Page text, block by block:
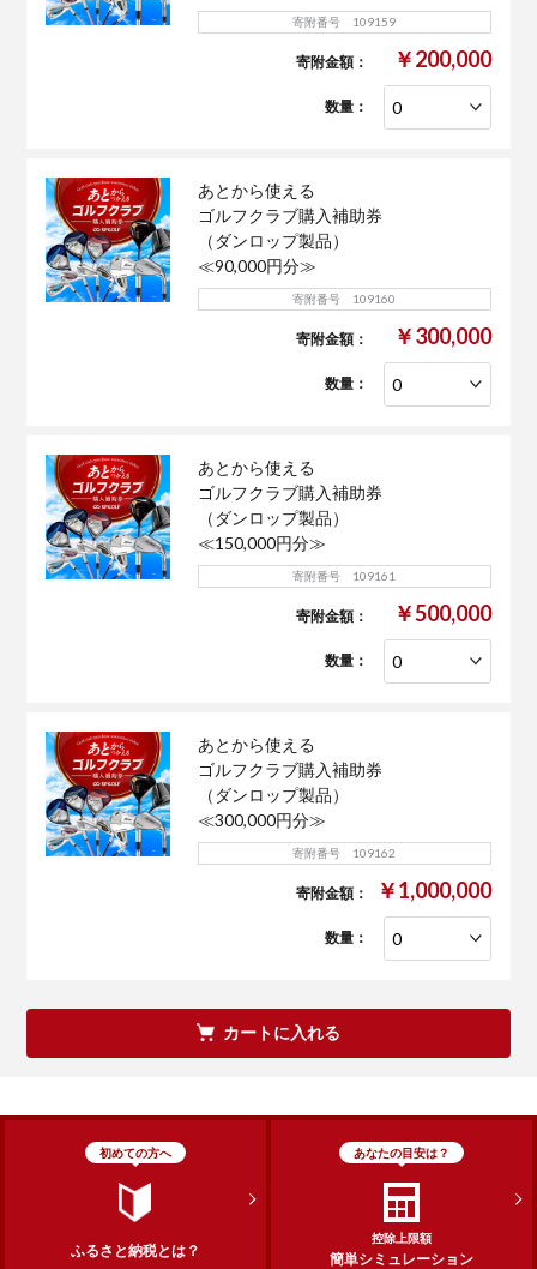
寄附番号 109159
寄附金額： ￥200,000
数量：
あとから使える
ゴルフクラブ購入補助券
（ダンロップ製品）
≪90,000円分≫
寄附番号 109160
寄附金額： ￥300,000
数量：
あとから使える
ゴルフクラブ購入補助券
（ダンロップ製品）
≪150,000円分≫
寄附番号 109161
寄附金額： ￥500,000
数量：
あとから使える
ゴルフクラブ購入補助券
（ダンロップ製品）
≪300,000円分≫
寄附番号 109162
寄附金額： ￥1,000,000
数量：
カートに入れる
初めての方へ
ふるさと納税とは？
あなたの目安は？
控除上限額
簡単シミュレーション